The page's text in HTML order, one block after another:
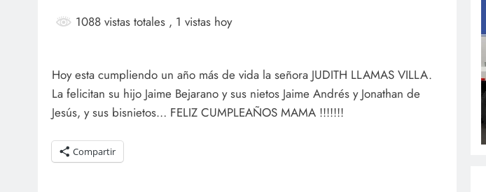
1088 vistas totales , 1 vistas hoy
Hoy esta cumpliendo un año más de vida la señora JUDITH LLAMAS VILLA.
La felicitan su hijo Jaime Bejarano y sus nietos Jaime Andrés y Jonathan de
Jesús, y sus bisnietos… FELIZ CUMPLEAÑOS MAMA !!!!!!!
Compartir